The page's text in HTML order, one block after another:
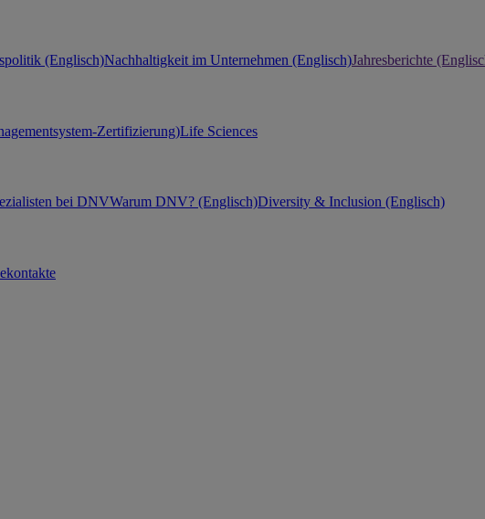
(Englisch)Nachhaltigkeit im Unternehmen (Englisch)Jahresberichte
Zertifizierung)Life Sciences
bei DNVWarum DNV? (Englisch)Diversity & Inclusion (Englisch)